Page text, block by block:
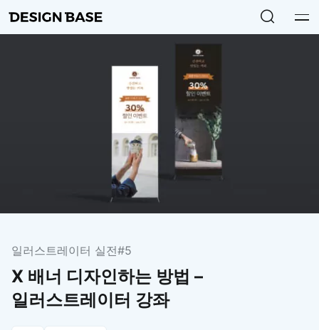
일러스트레이터 실전#5
X 배너 디자인하는 방법 –
일러스트레이터 강좌